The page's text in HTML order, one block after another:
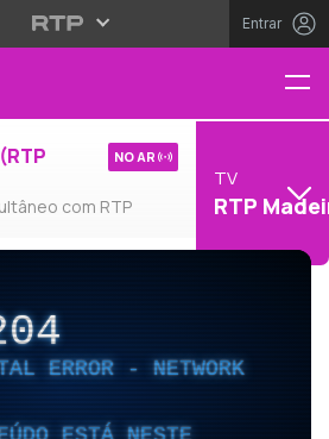
Entrar
com RTP
NO AR
TV
RTP
ERROR - NETWORK